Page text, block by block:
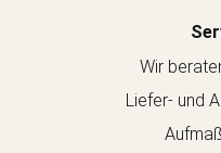
Wir
Liefer- und